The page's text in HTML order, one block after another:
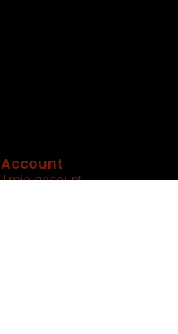
Account
Il mio account